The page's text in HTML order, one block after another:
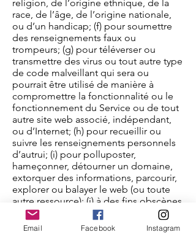
religion, de l’origine ethnique, de la
race, de l’âge, de l’origine nationale,
ou d’un handicap; (f) pour soumettre
des renseignements faux ou
trompeurs; (g) pour téléverser ou
transmettre des virus ou tout autre type
de code malveillant qui sera ou
pourrait être utilisé de manière à
compromettre la fonctionnalité ou le
fonctionnement du Service ou de tout
autre site web associé, indépendant,
ou d’Internet; (h) pour recueillir ou
suivre les renseignements personnels
d’autrui; (i) pour polluposter,
hameçonner, détourner un domaine,
extorquer des informations, parcourir,
explorer ou balayer le web (ou toute
autre ressource); (j) à des fins obscènes
ou immorales; ou (k) pour porter
atteinte ou contourner les mesures de
sécurité de notre Service, de tout autre
Email Facebook Instagram